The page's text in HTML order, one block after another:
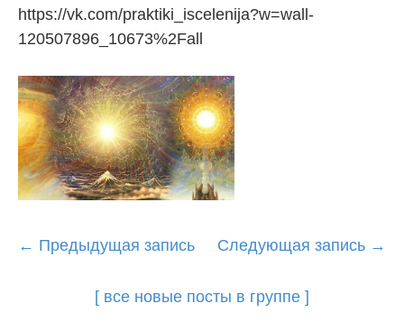
https://vk.com/praktiki_iscelenija?w=wall-
120507896_10673%2Fall
Post
← Предыдущая запись Следующая запись →
[ все новые посты в группе ]